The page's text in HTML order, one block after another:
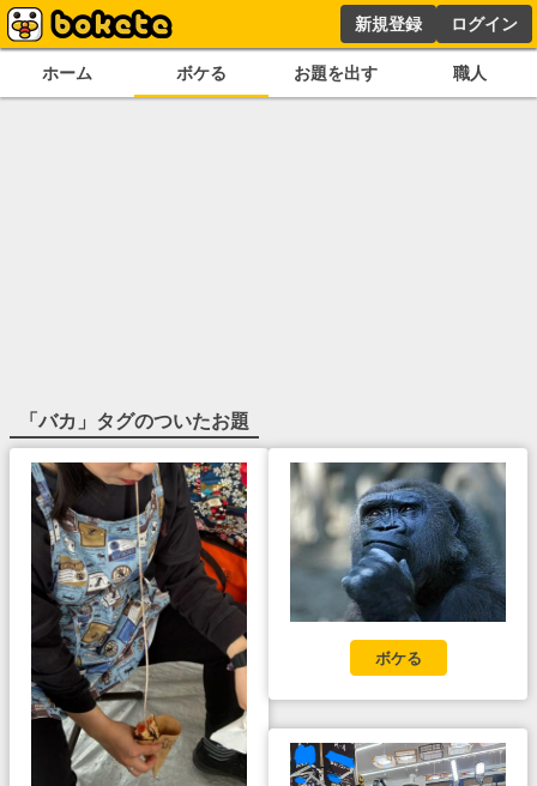
新規登録 ログイン
ホーム ボケる お題を出す 職人
「バカ 」タグのついたお題
ボケる